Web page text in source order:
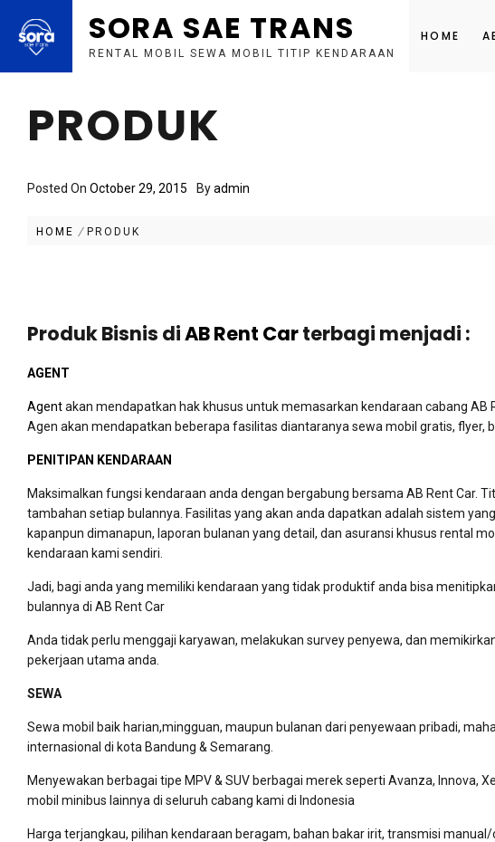
content
SORA SAE TRANS
RENTAL MOBIL SEWA MOBIL TITIP KENDARAAN
HOME
PRODUK
Posted On October 29, 2015 Byadmin
HOME PRODUK
Produk Bisnis diAB Rent Carterbagi menjadi :
AGENT
Agentakan mendapatkan hak khusus untuk memasarkan kendaraan cabang AB
Agen akan mendapatkan beberapa fasilitas diantaranya sewa mobil gratis, flyer,
PENITIPAN KENDARAAN
Maksimalkan fungsi kendaraan anda dengan bergabung bersama AB Rent Car.
tambahan setiap bulannya. Fasilitas yang akan anda dapatkan adalah sistem
kapanpun dimanapun, laporan bulanan yang detail, dan asuransi khusus rental
kendaraan kami sendiri.
Jadi, bagi anda yang memiliki kendaraan yang tidak produktif anda bisa
bulannya di AB Rent Car
Anda tidak perlu menggaji karyawan, melakukan survey penyewa, dan
pekerjaan utama anda.
SEWA
Sewa mobil baik harian,mingguan, maupun bulanan dari penyewaan pribadi,
internasional di kota Bandung & Semarang.
Menyewakan berbagai tipe MPV & SUV berbagai merek seperti Avanza, Innova,
mobil minibus lainnya di seluruh cabang kami di Indonesia
Harga terjangkau, pilihan kendaraan beragam, bahan bakar irit, transmisi